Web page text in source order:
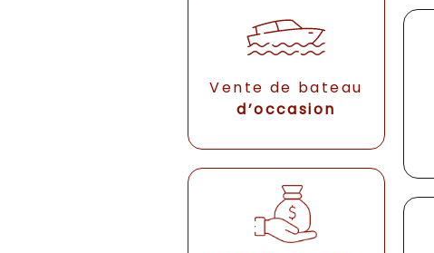
Vente de bateau
d’occasion